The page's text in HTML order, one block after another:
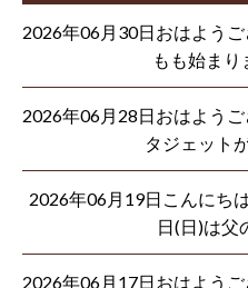
2026年06月30日おはよう
もも始ま
2026年06月28日おはよう
タジェット
2026年06月19日こんにち
日(日)は父
2026年06月17日おはよう